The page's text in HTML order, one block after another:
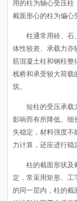
用的柱为轴心受压
截面形心的柱为偏心
柱通常用砖、石
体性较差、承载力亦
筋混凝土柱和钢柱整
栈桥和承受较大荷载
筑。
短柱的受压承载
影响而有所降低。细
失稳定，材料强度不
力计算，还应进行稳
柱的截面形状及
定，常采用矩形、
的同一层内，柱的